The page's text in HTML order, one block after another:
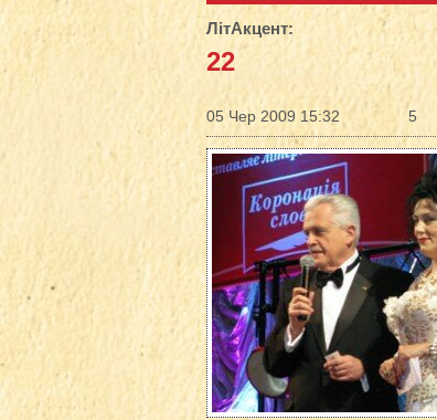
ЛітАкцент:
22
05 Чер 2009 15:32 5